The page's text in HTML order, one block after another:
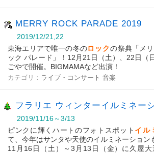
MERRY ROCK PARADE 2019
2019/12/21,22
東海エリアで唯一の冬のロックの祭典「メ
ック パレード」！12月21日（土）、22日（
ごやで開催。BIGMAMAなど出演！
カテゴリ： ライブ・コンサート 音楽
フラリエ ウィンターイルミネー
2019/11/16～3/13
ピンクに輝くハートのフォトスポット イル
て、今年はサンタや天使のイルミネーション
11月16日（土）～3月13日（金）に久屋